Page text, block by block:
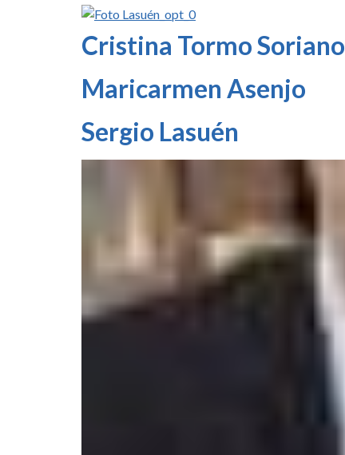
Cristina Tormo Soriano
Maricarmen Asenjo
Sergio Lasuén